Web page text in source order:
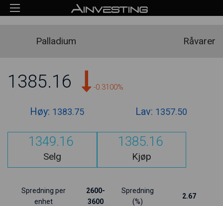
Palladium Råvarer
1385.16 -0.3100%
Høy: 1383.75 Lav: 1357.50
1349.16
Selg
1385.16
Kjøp
Spredning per
enhet
2600-
3600
Spredning
(%)
2.67